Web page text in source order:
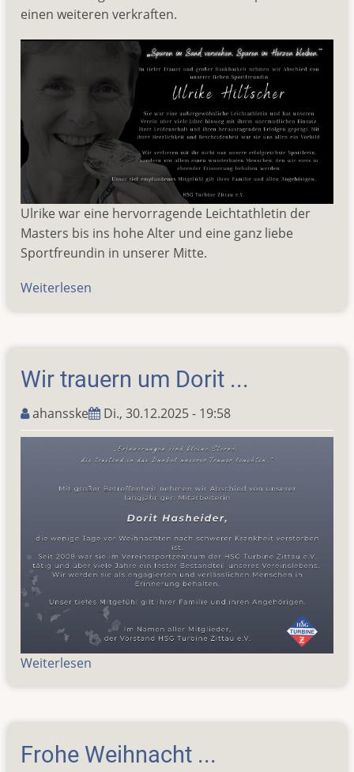
einen weiteren verkraften.
Ulrike war eine hervorragende Leichtathletin der
Masters bis ins hohe Alter und eine ganz liebe
Sportfreundin in unserer Mitte.
Weiterlesen
um
Wir trauern um Dorit ...
ahansske Di., 30.12.2025 - 19:58
Weiterlesen
um
Dorit
...
Frohe Weihnacht ...